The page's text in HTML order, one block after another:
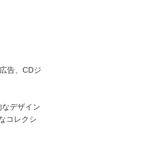
告、CDジ
デザイン
コレクシ